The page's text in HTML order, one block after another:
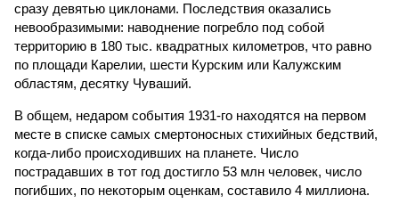
сразу девятью циклонами. Последствия оказались
невообразимыми: наводнение погребло под собой
территорию в 180 тыс. квадратных километров, что равно
по площади Карелии, шести Курским или Калужским
областям, десятку Чуваший.
В общем, недаром события 1931-го находятся на первом
месте в списке самых смертоносных стихийных бедствий,
когда-либо происходивших на планете. Число
пострадавших в тот год достигло 53 млн человек, число
погибших, по некоторым оценкам, составило 4 миллиона.